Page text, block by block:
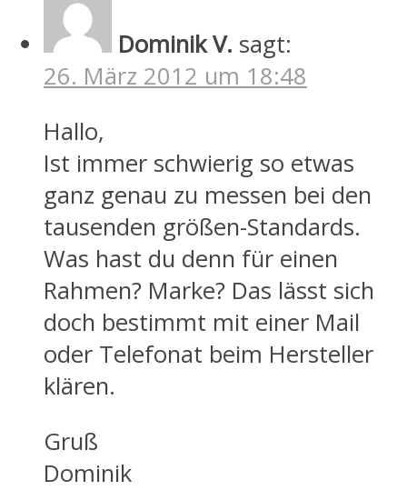
Dominik V. sagt:
26. März 2012 um 18:48
Hallo,
Ist immer schwierig so etwas
ganz genau zu messen bei den
tausenden größen-Standards.
Was hast du denn für einen
Rahmen? Marke? Das lässt sich
doch bestimmt mit einer Mail
oder Telefonat beim Hersteller
klären.
Gruß
Dominik